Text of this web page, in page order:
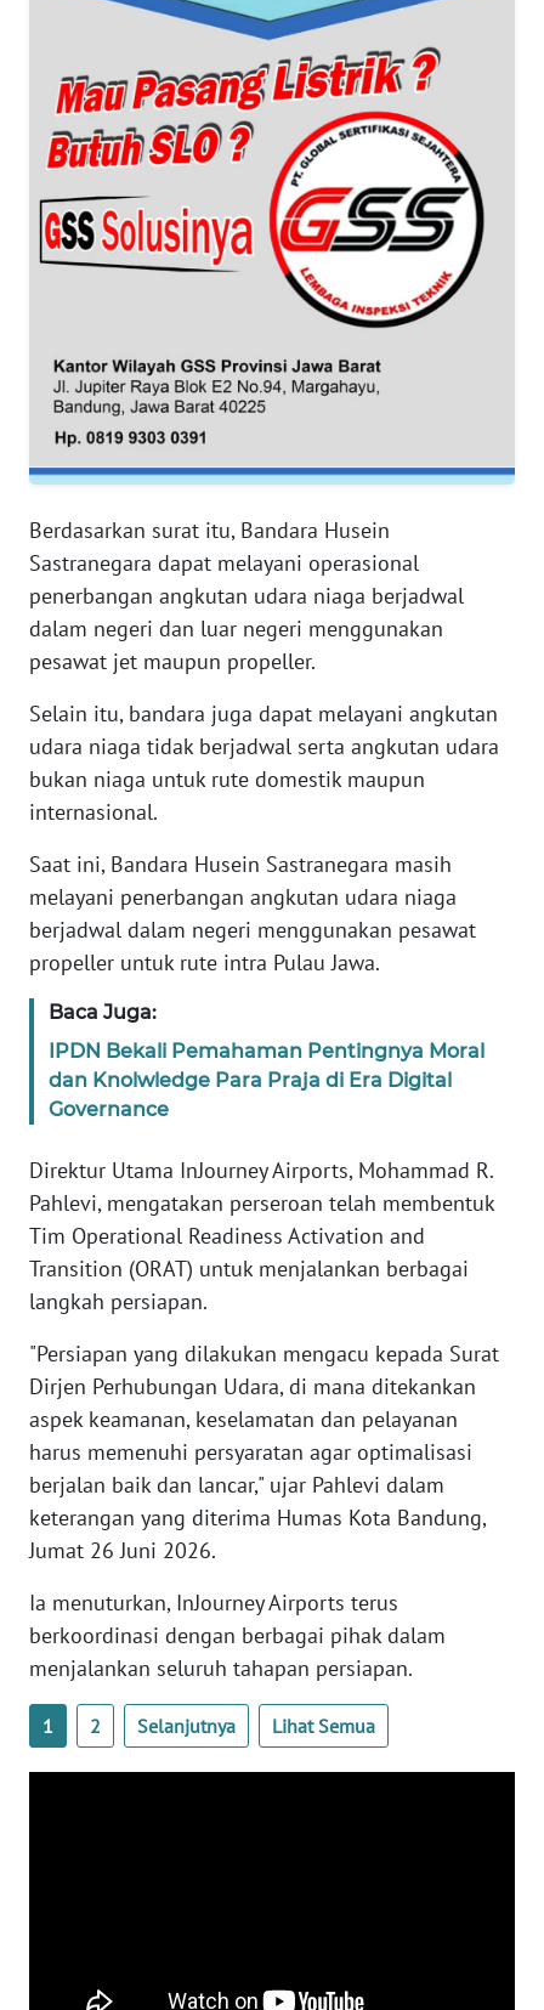
Berdasarkan surat itu, Bandara Husein
Sastranegara dapat melayani operasional
penerbangan angkutan udara niaga berjadwal
dalam negeri dan luar negeri menggunakan
pesawat jet maupun propeller.
Selain itu, bandara juga dapat melayani angkutan
udara niaga tidak berjadwal serta angkutan udara
bukan niaga untuk rute domestik maupun
internasional.
Saat ini, Bandara Husein Sastranegara masih
melayani penerbangan angkutan udara niaga
berjadwal dalam negeri menggunakan pesawat
propeller untuk rute intra Pulau Jawa.
Baca Juga:
IPDN Bekali Pemahaman Pentingnya Moral
dan Knolwledge Para Praja di Era Digital
Governance
Direktur Utama InJourney Airports, Mohammad R.
Pahlevi, mengatakan perseroan telah membentuk
Tim Operational Readiness Activation and
Transition (ORAT) untuk menjalankan berbagai
langkah persiapan.
"Persiapan yang dilakukan mengacu kepada Surat
Dirjen Perhubungan Udara, di mana ditekankan
aspek keamanan, keselamatan dan pelayanan
harus memenuhi persyaratan agar optimalisasi
berjalan baik dan lancar," ujar Pahlevi dalam
keterangan yang diterima Humas Kota Bandung,
Jumat 26 Juni 2026.
Ia menuturkan, InJourney Airports terus
berkoordinasi dengan berbagai pihak dalam
menjalankan seluruh tahapan persiapan.
1 2 Selanjutnya Lihat Semua
WN
BANTEN
WN
NTT
WN
PAPUA
WN
BARAT
WN
SERAMBI
JAMBI
WN
SULTRA
WN
NTB
SULTENG
WN
BABEL
WN
WN
SUMSEL
WN
BENGKULU
LAMPUNG
WN
WN